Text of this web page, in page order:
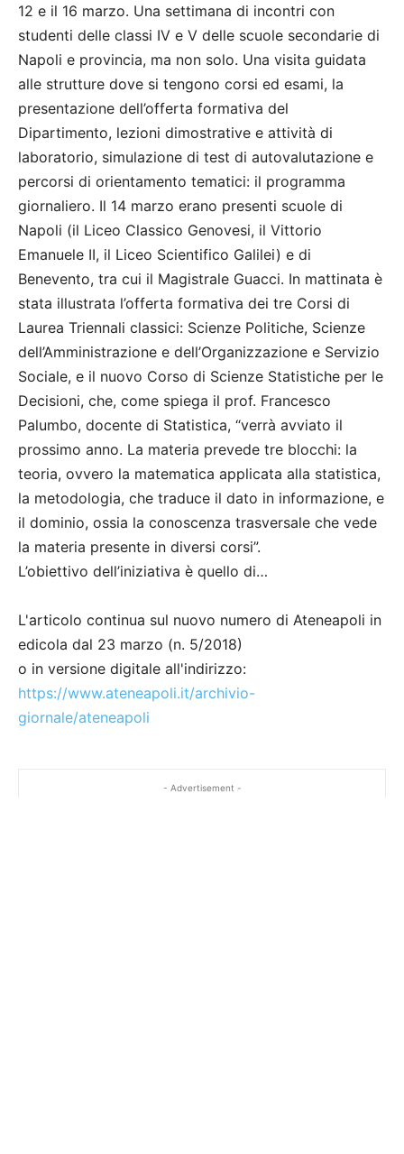
12 e il 16 marzo. Una settimana di incontri con
studenti delle classi IV e V delle scuole secondarie di
Napoli e provincia, ma non solo. Una visita guidata
alle strutture dove si tengono corsi ed esami, la
presentazione dell’offerta formativa del
Dipartimento, lezioni dimostrative e attività di
laboratorio, simulazione di test di autovalutazione e
percorsi di orientamento tematici: il programma
giornaliero. Il 14 marzo erano presenti scuole di
Napoli (il Liceo Classico Genovesi, il Vittorio
Emanuele II, il Liceo Scientifico Galilei) e di
Benevento, tra cui il Magistrale Guacci. In mattinata è
stata illustrata l’offerta formativa dei tre Corsi di
Laurea Triennali classici: Scienze Politiche, Scienze
dell’Amministrazione e dell’Organizzazione e Servizio
Sociale, e il nuovo Corso di Scienze Statistiche per le
Decisioni, che, come spiega il prof. Francesco
Palumbo, docente di Statistica, “verrà avviato il
prossimo anno. La materia prevede tre blocchi: la
teoria, ovvero la matematica applicata alla statistica,
la metodologia, che traduce il dato in informazione, e
il dominio, ossia la conoscenza trasversale che vede
la materia presente in diversi corsi”.
L’obiettivo dell’iniziativa è quello di…
L'articolo continua sul nuovo numero di Ateneapoli in
edicola dal 23 marzo (n. 5/2018)
o in versione digitale all'indirizzo:
https://www.ateneapoli.it/archivio-
giornale/ateneapoli
- Advertisement -